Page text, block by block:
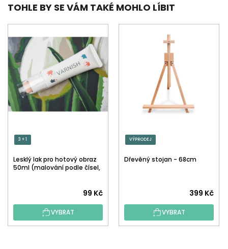
TOHLE BY SE VÁM TAKÉ MOHLO LÍBIT
3 + 1
Lesklý lak pro hotový obraz
50ml (malování podle čísel,
hodnocení
produktu
je
99 Kč
VYBRAT
VÝPRODEJ
Dřevěný stojan - 68cm
399 Kč
VYBRAT